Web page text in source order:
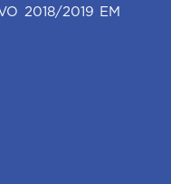
2018/2019 EM